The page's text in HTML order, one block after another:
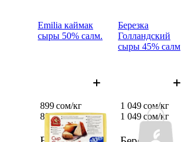
Emilia каймак
сыры 50% салм.
899 сом/кг
899 сом/кг
Березка
Голландский
сыры 45% салм
1 049 сом/кг
1 049 сом/кг